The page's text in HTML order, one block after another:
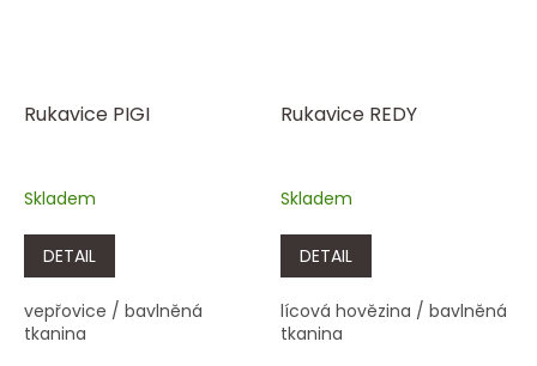
Rukavice PIGI
Skladem
DETAIL
vepřovice / bavlněná
tkanina
Rukavice REDY
Skladem
DETAIL
lícová hovězina / bavlněná
tkanina